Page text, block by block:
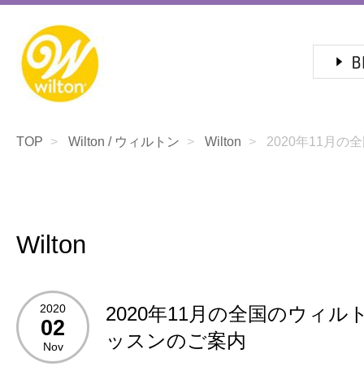
TOP Wilton / ウィルトン Wilton 2020年11月の
Wilton
2020
02
Nov
2020年11月の全国のウィル
ッスンのご案内